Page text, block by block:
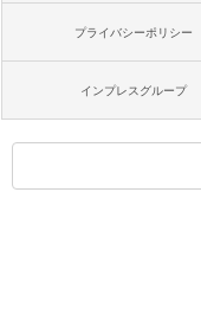
プライバシーポリシー
インプレスグループ